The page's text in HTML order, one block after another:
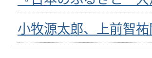
小牧源太郎、上前智